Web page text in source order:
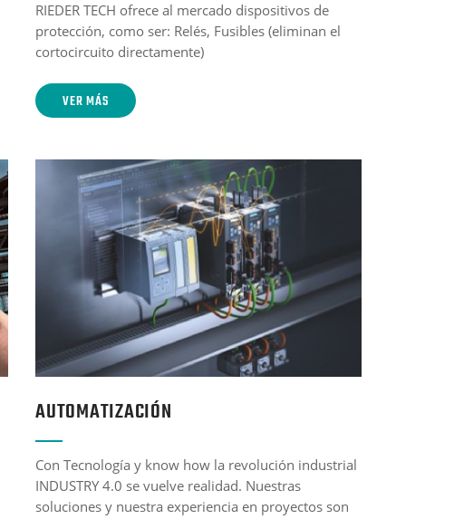
RIEDER TECH ofrece al mercado dispositivos de
protección, como ser: Relés, Fusibles (eliminan el
cortocircuito directamente)
VER MÁS
AUTOMATIZACIÓN
Con Tecnología y know how la revolución industrial
INDUSTRY 4.0 se vuelve realidad. Nuestras
soluciones y nuestra experiencia en proyectos son